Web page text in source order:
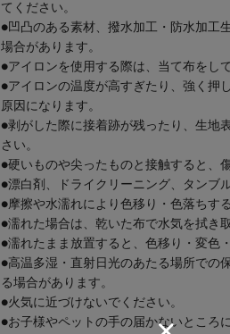
てください。
●凹凸のある素材、撥水加工・防水加工
場合があります。
●アイロンを使用する際は、当て布をし
●アイロンの温度が高すぎたり、強く押
原因になります。
●剥がした際に接着跡が残ったり、生地
さい。
●硬いものや尖ったものと接触すると、
●漂白剤、ドライクリーニング、タンブ
●摩擦や水濡れにより色移り・色落ちす
●濡れた場合は、乾いた布で水気を拭き
●濡れたまま放置すると、色移り・変色
●高温多湿・直射日光のあたる場所での
る場合があります。
●火気に近づけないでください。
●お子様やペットの手の届かないところ